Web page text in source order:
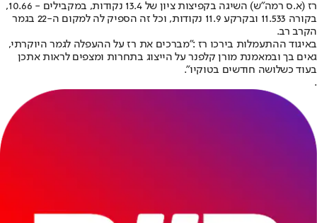
רז (א.ס רמה״ש) השיגה בקפיצות ציון של 13.4 נקודות, במקבילים - 10.66,
בקורה 11.533 ובקרקע 11.9 נקודות, וכל זה הספיק לה למקום ה-22 בגמר
הקרב רב.
באיגוד ההתעמלות בירכו רז :"מברכים את רז על ההעפלה לגמר היוקרתי,
גאים בך ובמאמנת מורן קלפנר על הייצוג בתחרות ומצפים לראות אתכן
בעוד כשלושה חודשים בטוקיו".
.